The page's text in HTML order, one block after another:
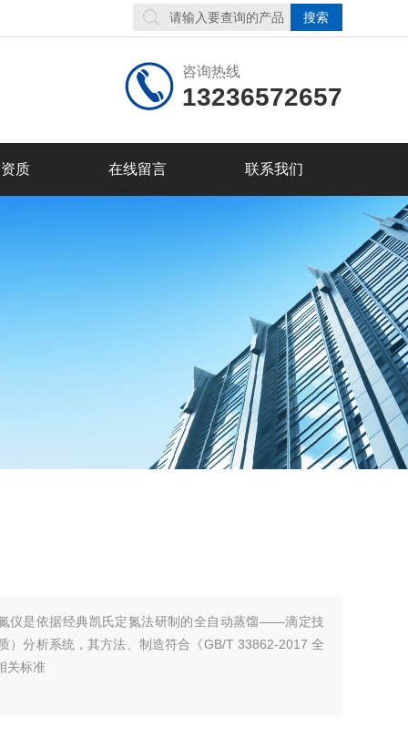
咨询热线
13236572657
质 在线留言 联系我们
仪是依据经典凯氏定氮法研制的全自动蒸馏——滴定技
分析系统，其方法、制造符合《GB/T 33862-2017 全
关标准